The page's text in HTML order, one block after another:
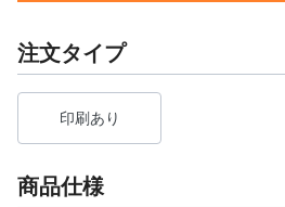
注文タイプ
印刷あり
商品仕様